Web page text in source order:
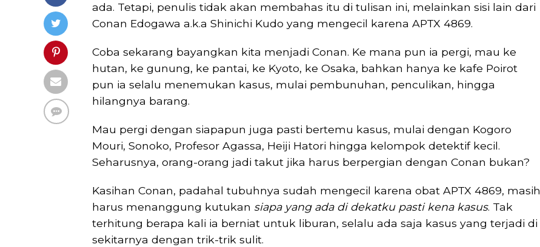
ada. Tetapi, penulis tidak akan membahas itu di tulisan ini, melainkan sisi lain dari
Conan Edogawa a.k.a Shinichi Kudo yang mengecil karena APTX 4869.
Coba sekarang bayangkan kita menjadi Conan. Ke mana pun ia pergi, mau ke
hutan, ke gunung, ke pantai, ke Kyoto, ke Osaka, bahkan hanya ke kafe Poirot
pun ia selalu menemukan kasus, mulai pembunuhan, penculikan, hingga
hilangnya barang.
Mau pergi dengan siapapun juga pasti bertemu kasus, mulai dengan Kogoro
Mouri, Sonoko, Profesor Agassa, Heiji Hatori hingga kelompok detektif kecil.
Seharusnya, orang-orang jadi takut jika harus berpergian dengan Conan bukan?
Kasihan Conan, padahal tubuhnya sudah mengecil karena obat APTX 4869, masih
harus menanggung kutukan siapa yang ada di dekatku pasti kena kasus. Tak
terhitung berapa kali ia berniat untuk liburan, selalu ada saja kasus yang terjadi di
sekitarnya dengan trik-trik sulit.